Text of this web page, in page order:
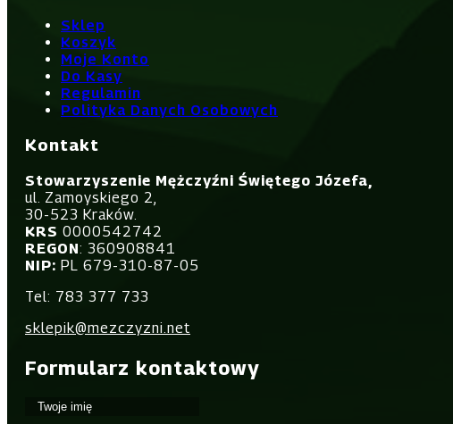
Sklep
Koszyk
Moje Konto
Do Kasy
Regulamin
Polityka Danych Osobowych
Kontakt
Stowarzyszenie Mężczyźni Świętego Józefa,
ul. Zamoyskiego 2,
30-523 Kraków.
KRS 0000542742
REGON: 360908841
NIP: PL 679-310-87-05
Tel: 783 377 733
sklepik@mezczyzni.net
Formularz kontaktowy